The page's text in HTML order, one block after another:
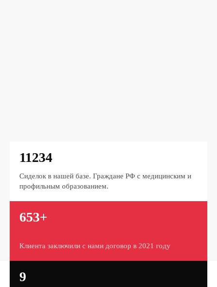
11234
Сиделок в нашей базе. Граждане РФ с медицинским и
профильным образованием.
653+
Клиента заключили с нами договор в 2021 году
9